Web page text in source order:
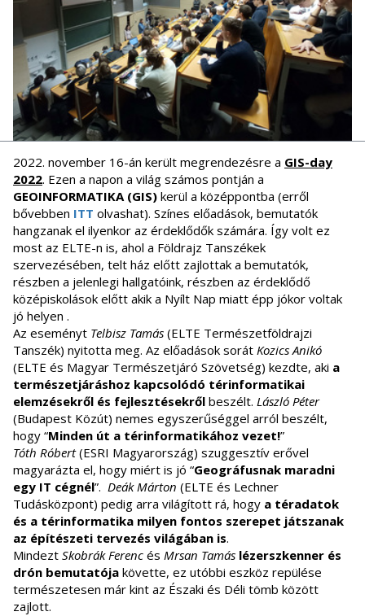
2022. november 16-án került megrendezésre a GIS-day
2022. Ezen a napon a világ számos pontján a
GEOINFORMATIKA (GIS) kerül a középpontba (erről
bővebben ITT olvashat). Színes előadások, bemutatók
hangzanak el ilyenkor az érdeklődők számára. Így volt ez
most az ELTE-n is, ahol a Földrajz Tanszékek
szervezésében, telt ház előtt zajlottak a bemutatók,
részben a jelenlegi hallgatóink, részben az érdeklődő
középiskolások előtt akik a Nyílt Nap miatt épp jókor voltak
jó helyen .
Az eseményt Telbisz Tamás (ELTE Természetföldrajzi
Tanszék) nyitotta meg. Az előadások sorát Kozics Anikó
(ELTE és Magyar Természetjáró Szövetség) kezdte, aki a
természetjáráshoz kapcsolódó térinformatikai
elemzésekről és fejlesztésekről beszélt. László Péter
(Budapest Közút) nemes egyszerűséggel arról beszélt,
hogy “Minden út a térinformatikához vezet!”
Tóth Róbert(ESRI Magyarország) szuggesztív erővel
magyarázta el, hogy miért is jó “Geográfusnak maradni
egy IT cégnél”. Deák Márton (ELTE és Lechner
Tudásközpont) pedig arra világított rá, hogy a téradatok
és a térinformatika milyen fontos szerepet játszanak
az építészeti tervezés világában is.
Mindezt Skobrák Ferenc és Mrsan Tamás lézerszkenner és
drón bemutatója követte, ez utóbbi eszköz repülése
természetesen már kint az Északi és Déli tömb között
zajlott.